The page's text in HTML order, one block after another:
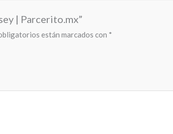
| Parcerito.mx”
están marcados con *